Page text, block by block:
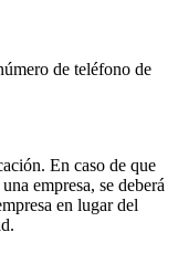
de teléfono de
En caso de que
empresa, se deberá
en lugar del